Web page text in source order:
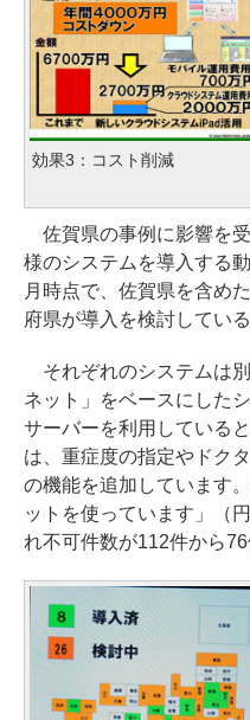
効果3：コスト削減
佐賀県の事例に影響を
様のシステムを導入する
月時点で、佐賀県を含め
府県が導入を検討している
それぞれのシステムは
ネット」をベースにした
サーバーを利用している
は、重症度の指定やドク
の機能を追加しています
ットを使っています」（
れ不可件数が112件から76